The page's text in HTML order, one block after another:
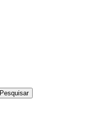
Pesquisar